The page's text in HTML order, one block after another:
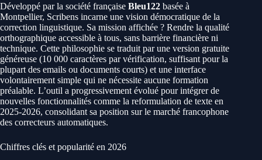
Développé par la société française Bleu122 basée à
Montpellier, Scribens incarne une vision démocratique de la
correction linguistique. Sa mission affichée ? Rendre la qualité
orthographique accessible à tous, sans barrière financière ni
technique. Cette philosophie se traduit par une version gratuite
généreuse (10 000 caractères par vérification, suffisant pour la
plupart des emails ou documents courts) et une interface
volontairement simple qui ne nécessite aucune formation
préalable. L’outil a progressivement évolué pour intégrer de
nouvelles fonctionnalités comme la reformulation de texte en
2025-2026, consolidant sa position sur le marché francophone
des correcteurs automatiques.
Chiffres clés et popularité en 2026